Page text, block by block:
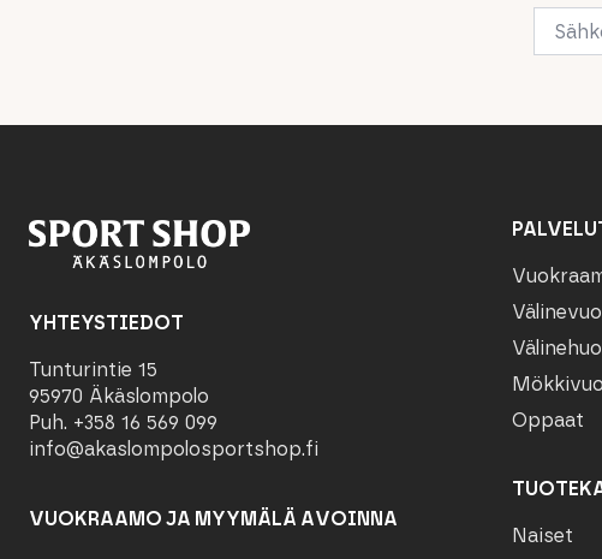
Email
YHTEYSTIEDOT
Tunturintie 15
95970 Äkäslompolo
Puh. +358 16 569 099
info@akaslompolosportshop.fi
VUOKRAAMO JA MYYMÄLÄ AVOINNA
Oppaat
Naiset